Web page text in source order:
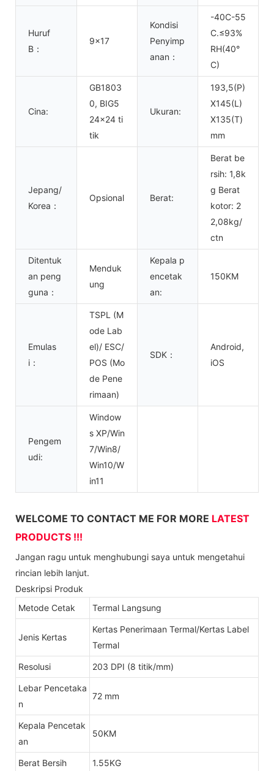
Huruf
B：
9x17
Kondisi
Penyimp
anan：
-40C-55
C.≤93%
RH(40°
C)
Cina:
GB1803
0, BIG5
24x24 ti
tik
Ukuran:
193,5(P)
X145(L)
X135(T)
mm
Jepang/
Korea：
Opsional Berat:
Berat be
rsih: 1,8k
g Berat
kotor: 2
2,08kg/
ctn
Ditentuk
an peng
guna：
Menduk
ung
Kepala p
encetak
an:
150KM
Emulas
i：
TSPL (M
ode Lab
el)/ ESC/
POS (Mo
de Pene
rimaan)
SDK：
Android,
iOS
Pengem
udi:
Window
s XP/Win
7/Win8/
Win10/W
in11
WELCOME TO CONTACT ME FOR MORE LATEST
PRODUCTS !!!
Jangan ragu untuk menghubungi saya untuk mengetahui
rincian lebih lanjut.
Deskripsi Produk
Metode Cetak
Termal Langsung
Jenis Kertas
Kertas Penerimaan Termal/Kertas Label
Termal
Resolusi 203 DPI (8 titik/mm)
Lebar Pencetaka
n
72 mm
Kepala Pencetak
an
50KM
Berat Bersih 1.55KG